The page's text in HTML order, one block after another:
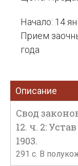
Начало: 14
Прием
года
Описание
Свод
12. ч. 2:
1903.
291 c. В